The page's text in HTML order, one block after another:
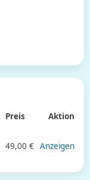
Preis
Aktion
49,00 € Anzeigen